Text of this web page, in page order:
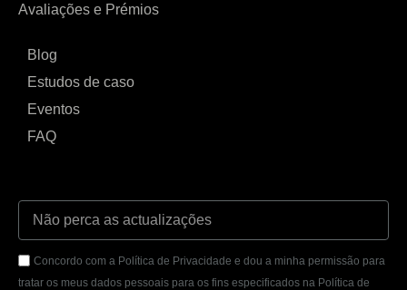
Avaliações e Prémios
Blog
Estudos de caso
Eventos
FAQ
Concordo com a Política de Privacidade e dou a minha permissão para
tratar os meus dados pessoais para os fins especificados na Política de